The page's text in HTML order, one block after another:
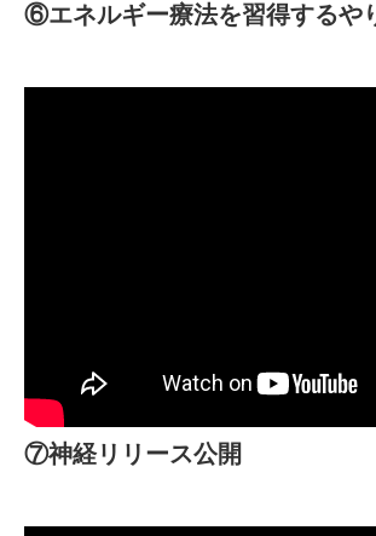
⑥エネルギー療法を習得するや
⑦神経リリース公開